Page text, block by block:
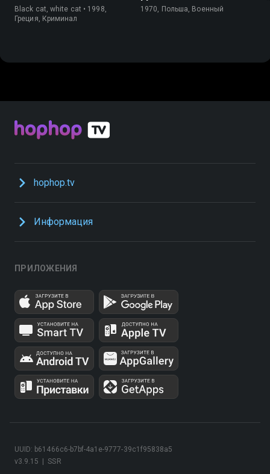
Black cat, white cat • 1998,
Греция, Криминал
1970, Польша, Военный
hophop.tv
Информация
ПРИЛОЖЕНИЯ
v3.9.15 SSR
UUID: b61466c6-b7bf-4a1e-9777-39c1f95838a5